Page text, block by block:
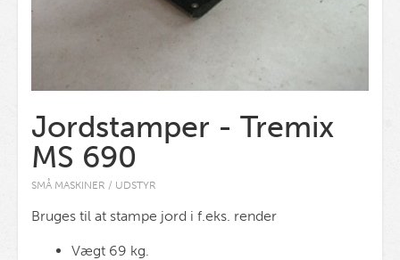
Jordstamper - Tremix
MS 690
SMÅ MASKINER / UDSTYR
Bruges til at stampe jord i f.eks. render
Vægt 69 kg.